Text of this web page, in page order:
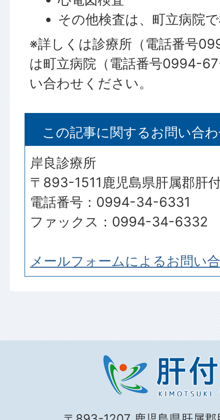
その他検査は、町立病院
※詳しくは診療所（電話番号
は町立病院（電話番号0994-
い合わせください。
この記事に関するお問い合
岸良診療所
〒893-1511鹿児島県肝属郡肝
電話番号：0994-34-6331
ファックス：0994-34-6332
メールフォームによるお問い